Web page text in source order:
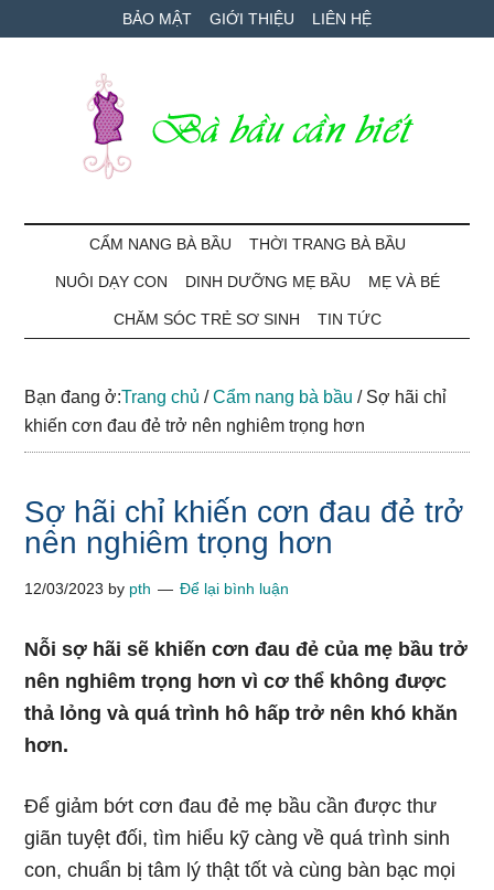
to
to
qua
BẢO MẬT GIỚI THIỆU LIÊN HỆ
Bà
Bầu
Cần
Biết
bé
CẨM NANG BÀ BẦU THỜI TRANG BÀ BẦU
NUÔI DẠY CON DINH DƯỠNG MẸ BẦU MẸ VÀ BÉ
CHĂM SÓC TRẺ SƠ SINH TIN TỨC
Bạn đang ở:Trang chủ / Cẩm nang bà bầu /Sợ hãi chỉ
khiến cơn đau đẻ trở nên nghiêm trọng hơn
Sợ hãi chỉ khiến cơn đau đẻ trở
nên nghiêm trọng hơn
12/03/2023 by pth Để lại bình luận
Nỗi sợ hãi sẽ khiến cơn đau đẻ của mẹ bầu trở
nên nghiêm trọng hơn vì cơ thể không được
thả lỏng và quá trình hô hấp trở nên khó khăn
hơn.
Để giảm bớt cơn đau đẻ mẹ bầu cần được thư
giãn tuyệt đối, tìm hiểu kỹ càng về quá trình sinh
con, chuẩn bị tâm lý thật tốt và cùng bàn bạc mọi